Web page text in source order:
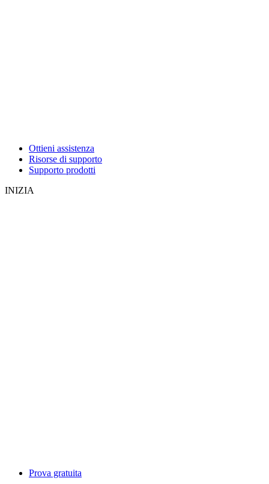
Ottieni assistenza
Risorse di supporto
Supporto prodotti
INIZIA
Prova gratuita